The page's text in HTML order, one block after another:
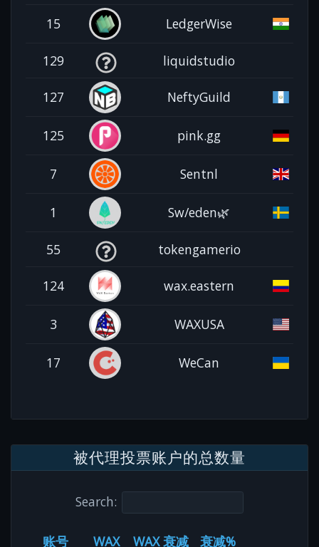
15 LedgerWise
129 liquidstudio
127 NeftyGuild
125 pink.gg
7 Sentnl
1 Sw/eden🌿
55 tokengamerio
124 wax.eastern
3 WAXUSA
17 WeCan
被代理投票账户的总数量
Search:
账号 WAX WAX 衰减 衰减%